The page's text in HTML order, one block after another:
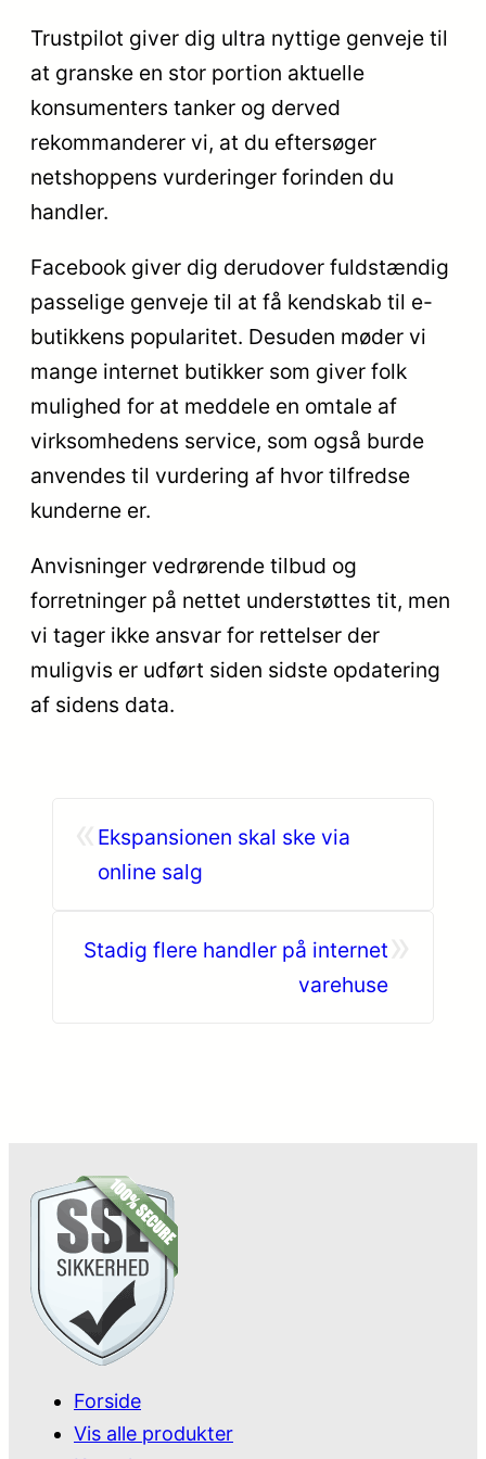
Trustpilot giver dig ultra nyttige genveje til
at granske en stor portion aktuelle
konsumenters tanker og derved
rekommanderer vi, at du eftersøger
netshoppens vurderinger forinden du
handler.
Facebook giver dig derudover fuldstændig
passelige genveje til at få kendskab til e-
butikkens popularitet. Desuden møder vi
mange internet butikker som giver folk
mulighed for at meddele en omtale af
virksomhedens service, som også burde
anvendes til vurdering af hvor tilfredse
kunderne er.
Anvisninger vedrørende tilbud og
forretninger på nettet understøttes tit, men
vi tager ikke ansvar for rettelser der
muligvis er udført siden sidste opdatering
af sidens data.
Ekspansionen skal ske via
online salg
Stadig flere handler på internet
varehuse
Forside
Vis alle produkter